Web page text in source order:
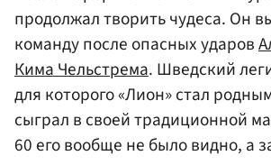
продолжал творить чудеса. Он
команду после опасных ударов
Кима Чельстрема. Шведский
для которого «Лион» стал
сыграл в своей традиционной
60 его вообще не было видно, а